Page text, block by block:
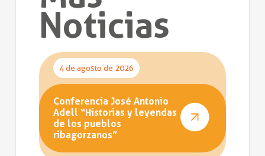
Noticias
4 de agosto de 2026
Conferencia José Antonio
Adell “Historias y leyendas
de los pueblos
ribagorzanos”